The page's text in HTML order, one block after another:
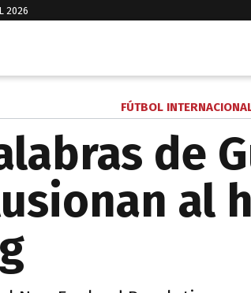
2026
FÚTBOL
de
al